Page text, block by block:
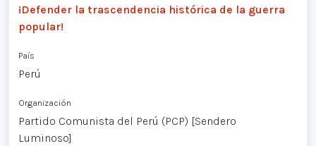
¡Defender la trascendencia histórica de la guerra
popular!
País
Perú
Organización
Partido Comunista del Perú (PCP) [Sendero
Luminoso]